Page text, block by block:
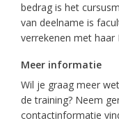
bedrag is het
van deelname is
verrekenen met
Meer informatie
Wil je graag meer
de training? Neem
contactinformatie